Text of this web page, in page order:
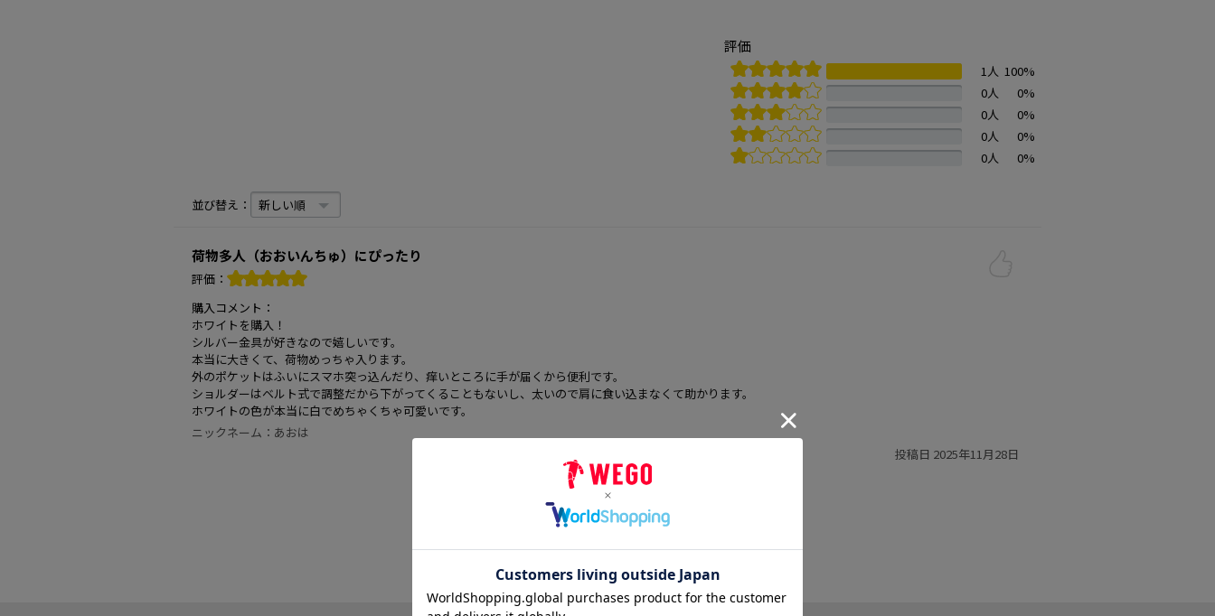
評価
1人 100%
0人
0%
0人
0%
0人
0%
0人
0%
並び替え：
荷物多人（おおいんちゅ）にぴったり
投稿日 2025年11月28日
ニックネーム： あおは
評価：
購入コメント：
ホワイトを購入！
シルバー金具が好きなので嬉しいです。
本当に大きくて、荷物めっちゃ入ります。
外のポケットはふいにスマホ突っ込んだり、痒いところに手が届くから便利です。
ショルダーはベルト式で調整だから下がってくることもないし、太いので肩に食い込まなくて助かります。
ホワイトの色が本当に白でめちゃくちゃ可愛いです。